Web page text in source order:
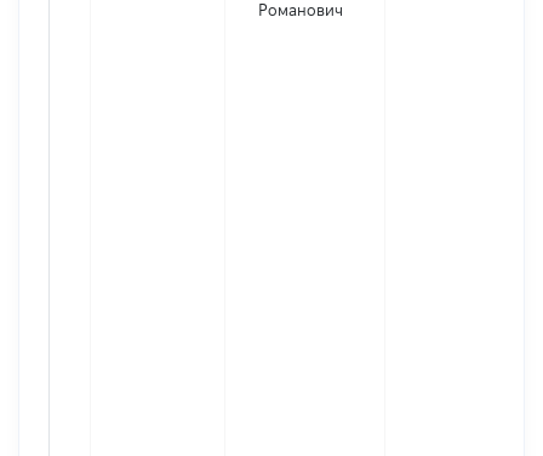
Романович